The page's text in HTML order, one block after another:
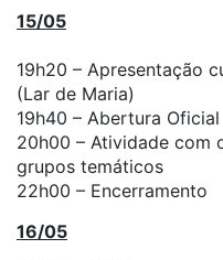
15/05
19h20 – Apresentação
(Lar de Maria)
19h40 – Abertura Oficial
20h00 – Atividade com
grupos temáticos
22h00 – Encerramento
16/05